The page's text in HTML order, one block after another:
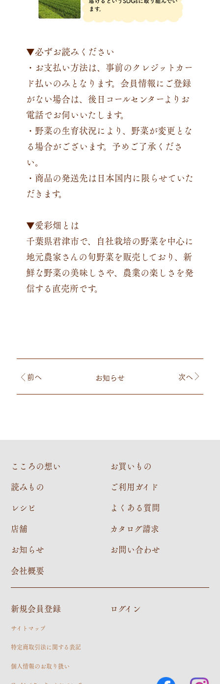
▼必ずお読みください
・お支払い方法は、事前のクレジットカー
ド払いのみ となります。会員情報にご登録
がない場合は、後日コールセンターよりお
電話でお伺いいたします。
・野菜の生育状況により、野菜が変更とな
る場合がございます。予めご了承くださ
い。
・商品の発送先は日本国内に限らせていた
だきます。
▼愛彩畑とは
千葉県君津市で、自社栽培の野菜を中心に
地元農家さんの旬野菜を販売しており、新
鮮な野菜の美味しさや、農業の楽しさを発
信する直売所です。
前へ お知らせ 次へ
こころの想い
読みもの
レシピ
店舗
お知らせ
会社概要
お買いもの
ご利用ガイド
よくある質問
カタログ請求
お問い合わせ
新規会員登録 ログイン
サイトマップ
特定商取引法に関する表記
個人情報のお取り扱い